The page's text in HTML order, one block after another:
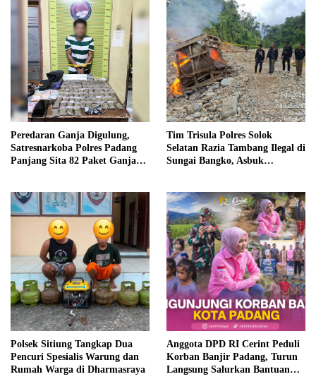
Peredaran Ganja Digulung,
Satresnarkoba Polres Padang
Panjang Sita 82 Paket Ganja
Tim Trisula Polres Solok
Selatan Razia Tambang Ilegal di
Sungai Bangko, Asbuk
Polsek Sitiung Tangkap Dua
Pencuri Spesialis Warung dan
Rumah Warga di Dharmasraya
Anggota DPD RI Cerint Peduli
Korban Banjir Padang, Turun
Langsung Salurkan Bantuan